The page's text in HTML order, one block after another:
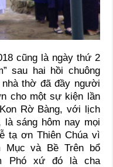
cũng là ngày thứ 2
sau hai hồi chuông
thờ đã đầy người
cho một sự kiện lần
Rờ Bàng, với lịch
sáng hôm nay mọi
tạ ơn Thiên Chúa vì
và Bề Trên bổ
Phó xứ đó là cha